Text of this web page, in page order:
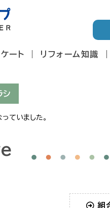
ート リフォーム知識
シ
ていました。
組